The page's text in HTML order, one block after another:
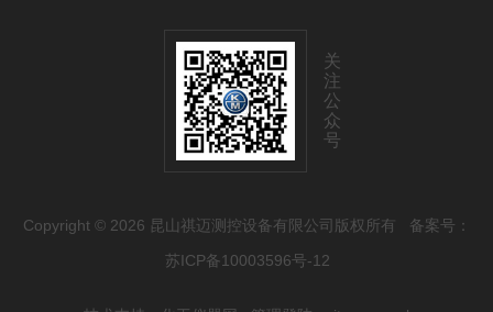
关
注
公
众
号
Copyright © 2026 昆山祺迈测控设备有限公司版权所有 备案号：
苏ICP备10003596号-12